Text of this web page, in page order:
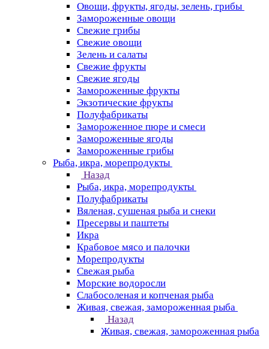
Овощи, фрукты, ягоды, зелень, грибы
Замороженные овощи
Свежие грибы
Свежие овощи
Зелень и салаты
Свежие фрукты
Свежие ягоды
Замороженные фрукты
Экзотические фрукты
Полуфабрикаты
Замороженное пюре и смеси
Замороженные ягоды
Замороженные грибы
Рыба, икра, морепродукты
Назад
Рыба, икра, морепродукты
Полуфабрикаты
Вяленая, сушеная рыба и снеки
Пресервы и паштеты
Икра
Крабовое мясо и палочки
Морепродукты
Свежая рыба
Морские водоросли
Слабосоленая и копченая рыба
Живая, свежая, замороженная рыба
Назад
Живая, свежая, замороженная рыба